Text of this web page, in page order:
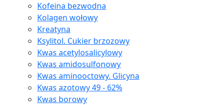
Kofeina bezwodna
Kolagen wołowy
Kreatyna
Ksylitol. Cukier brzozowy
Kwas acetylosalicylowy
Kwas amidosulfonowy
Kwas aminooctowy. Glicyna
Kwas azotowy 49 - 62%
Kwas borowy